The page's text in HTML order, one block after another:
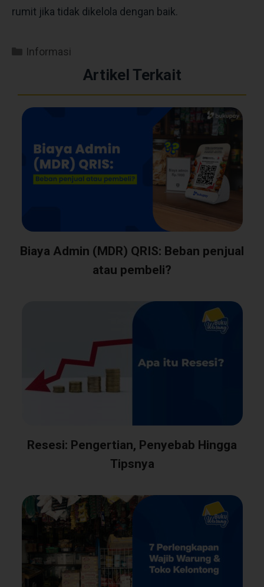
rumit jika tidak dikelola dengan baik.
Informasi
Artikel Terkait
Biaya Admin (MDR) QRIS: Beban penjual
atau pembeli?
Resesi: Pengertian, Penyebab Hingga
Tipsnya